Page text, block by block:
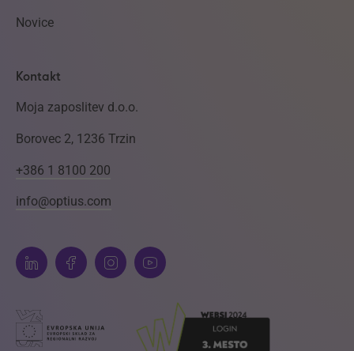
Novice
Kontakt
Moja zaposlitev d.o.o.
Borovec 2, 1236 Trzin
+386 1 8100 200
info@optius.com